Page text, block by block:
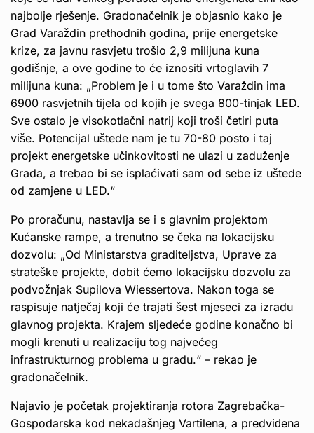
najbolje rješenje. Gradonačelnik je objasnio kako je
Grad Varaždin prethodnih godina, prije energetske
krize, za javnu rasvjetu trošio 2,9 milijuna kuna
godišnje, a ove godine to će iznositi vrtoglavih 7
milijuna kuna: „Problem je i u tome što Varaždin ima
6900 rasvjetnih tijela od kojih je svega 800-tinjak LED.
Sve ostalo je visokotlačni natrij koji troši četiri puta
više. Potencijal uštede nam je tu 70-80 posto i taj
projekt energetske učinkovitosti ne ulazi u zaduženje
Grada, a trebao bi se isplaćivati sam od sebe iz uštede
od zamjene u LED.“
Po proračunu, nastavlja se i s glavnim projektom
Kućanske rampe, a trenutno se čeka na lokacijsku
dozvolu: „Od Ministarstva graditeljstva, Uprave za
strateške projekte, dobit ćemo lokacijsku dozvolu za
podvožnjak Supilova Wiessertova. Nakon toga se
raspisuje natječaj koji će trajati šest mjeseci za izradu
glavnog projekta. Krajem sljedeće godine konačno bi
mogli krenuti u realizaciju tog najvećeg
infrastrukturnog problema u gradu.“ – rekao je
gradonačelnik.
Najavio je početak projektiranja rotora Zagrebačka-
Gospodarska kod nekadašnjeg Vartilena, a predviđena